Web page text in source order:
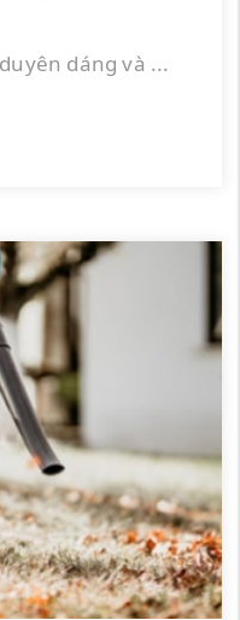
dáng và ...